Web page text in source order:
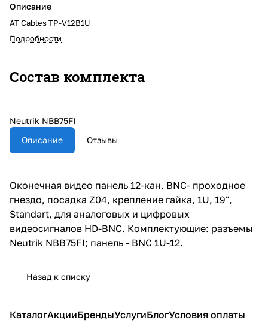
Описание
AT Cables TP-V12B1U
Подробности
Состав комплекта
Neutrik NBB75FI
Описание
Отзывы
Оконечная видео панель 12-кан. BNC- проходное
гнездо, посадка Z04, крепление гайка, 1U, 19",
Standart, для аналоговых и цифровых
видеосигналов HD-BNC. Комплектующие: разъемы
Neutrik NBB75FI; панель - BNC 1U-12.
Назад к списку
КаталогАкцииБрендыУслугиБлогУсловия оплаты